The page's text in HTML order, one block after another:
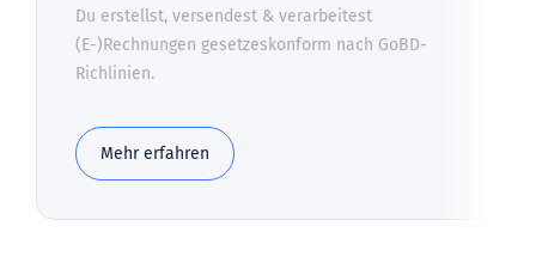
Du erstellst, versendest & verarbeitest
(E-)Rechnungen gesetzeskonform nach GoBD-
Richlinien.
Mehr erfahren